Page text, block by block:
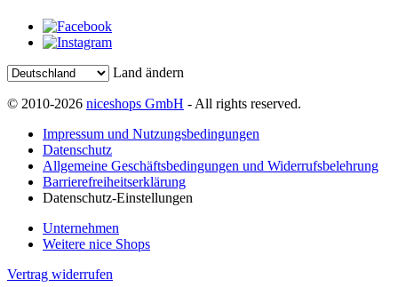
Land ändern
© 2010-2026 niceshops GmbH - All rights reserved.
Impressum und Nutzungsbedingungen
Datenschutz
Allgemeine Geschäftsbedingungen und Widerrufsbelehrung
Barrierefreiheitserklärung
Datenschutz-Einstellungen
Unternehmen
Weitere nice Shops
Vertrag widerrufen